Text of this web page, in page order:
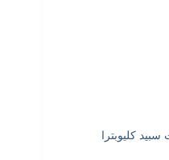
كليوبترا